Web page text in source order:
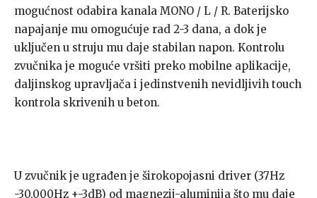
mogućnost odabira kanala MONO / L / R. Baterijsko
napajanje mu omogućuje rad 2-3 dana, a dok je
uključen u struju mu daje stabilan napon. Kontrolu
zvučnika je moguće vršiti preko mobilne aplikacije,
daljinskog upravljača i jedinstvenih nevidljivih touch
kontrola skrivenih u beton.
U zvučnik je ugrađen je širokopojasni driver (37Hz
-30.000Hz +-3dB) od magnezij-aluminija što mu daje